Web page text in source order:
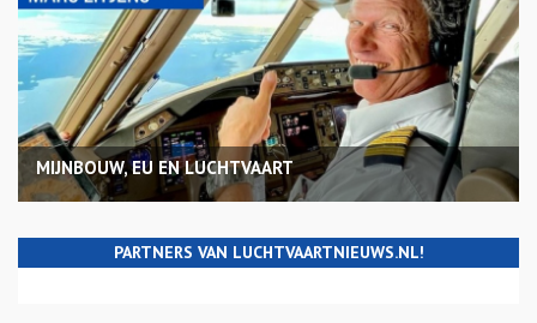
MIJNBOUW, EU EN LUCHTVAART
PARTNERS VAN LUCHTVAARTNIEUWS.NL!